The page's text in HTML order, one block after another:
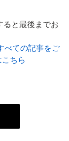
ると最後までお
べての記事をご
ちら